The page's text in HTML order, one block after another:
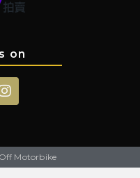
on
Motorbike